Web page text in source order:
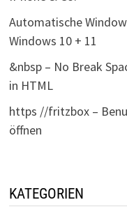
Automatische
Windows 10 + 11
&nbsp – No Break
in HTML
https //fritzbox –
öffnen
KATEGORIEN